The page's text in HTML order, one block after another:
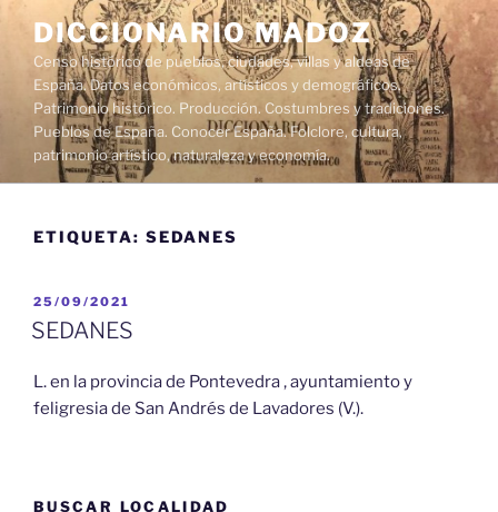
contenido
DICCIONARIO MADOZ
Censo histórico de pueblos, ciudades, villas y aldeas de
España. Datos económicos, artísticos y demográficos.
Patrimonio histórico. Producción. Costumbres y tradiciones.
Pueblos de España. Conocer España. Folclore, cultura,
patrimonio artístico, naturaleza y economía.
ETIQUETA: SEDANES
PUBLICADO
EL
25/09/2021
SEDANES
L. en la provincia de Pontevedra , ayuntamiento y
feligresia de San Andrés de Lavadores (V.).
BUSCAR LOCALIDAD